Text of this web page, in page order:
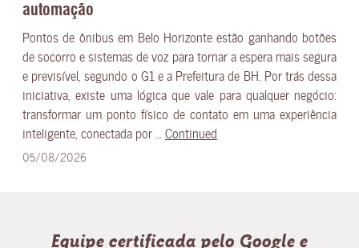
automação
Pontos de ônibus em Belo Horizonte estão ganhando botões
de socorro e sistemas de voz para tornar a espera mais segura
e previsível, segundo o G1 e a Prefeitura de BH. Por trás dessa
iniciativa, existe uma lógica que vale para qualquer negócio:
transformar um ponto físico de contato em uma experiência
inteligente, conectada por … Continued
05/08/2026
Equipe certificada pelo Google e